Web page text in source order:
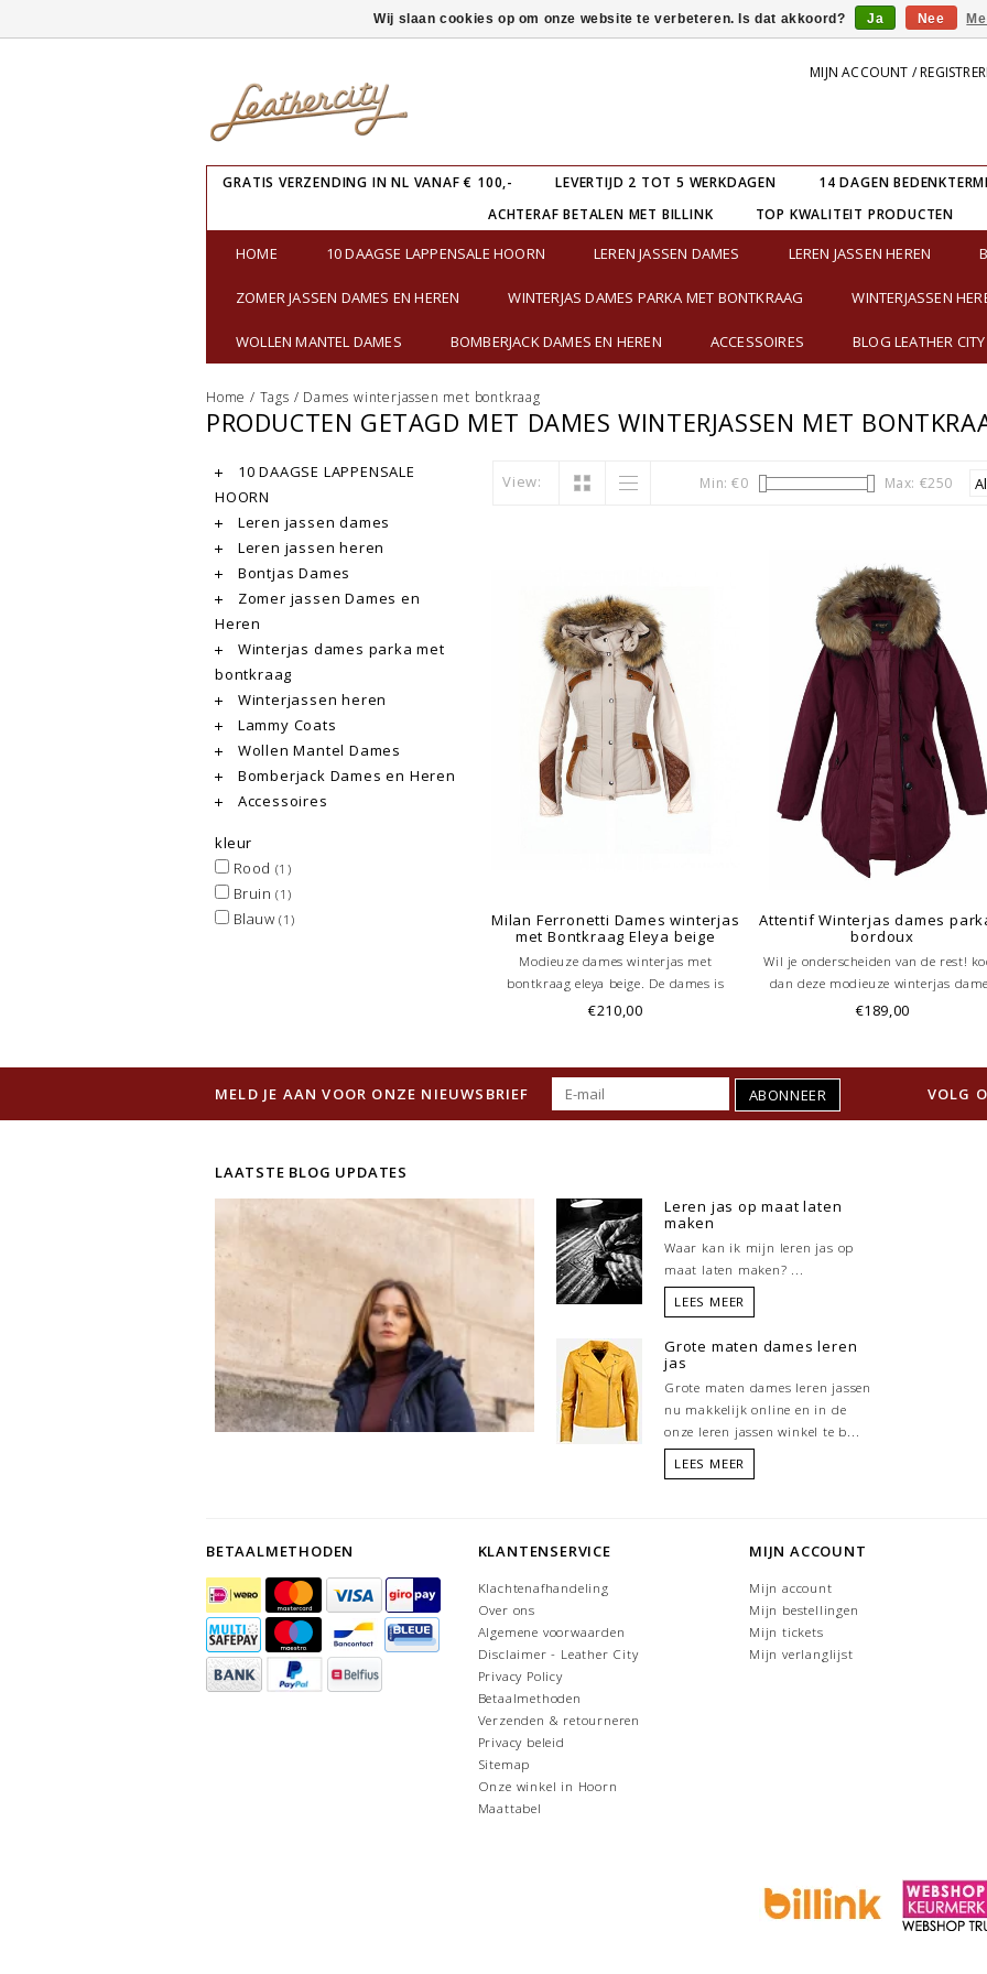
MIJN ACCOUNT /
GRATIS VERZENDING IN NL VANAF € 100,- LEVERTIJD 2 TOT 5 WERKDAGEN 14 DAGEN
ACHTERAF BETALEN MET BILLINK
TOP KWALITEIT PRODUCTEN
HOME 10 DAAGSE LAPPENSALE HOORN LEREN JASSEN DAMES LEREN JASSEN HEREN
ZOMER JASSEN DAMES EN HEREN WINTERJAS DAMES PARKA MET BONTKRAAG WINTERJASSEN
WOLLEN MANTEL DAMES BOMBERJACK DAMES EN HEREN ACCESSOIRES BLOG LEATHER CITY
Home / Tags / Dames winterjassen met bontkraag
PRODUCTEN GETAGD MET DAMES WINTERJASSEN MET
10 DAAGSE LAPPENSALE
HOORN
Leren jassen dames
Leren jassen heren
Bontjas Dames
Zomer jassen Dames en
Heren
Winterjas dames parka met
bontkraag
Winterjassen heren
Lammy Coats
Wollen Mantel Dames
Bomberjack Dames en Heren
Accessoires
kleur
Rood (1)
Bruin(1)
Blauw(1)
View: Min: €0 Max: €250
Milan Ferronetti Dames winterjas
met Bontkraag Eleya beige
Modieuze dames winterjas met
bontkraag eleya beige. De dames is
afgewerkt met echt lamsleer. Deze is
€210,00
Attentif Winterjas dames
bordoux
Wil je onderscheiden van de rest!
dan deze modieuze winterjas
parka met bontkraag parka 2
bestelen zonder bontkraag.
€189,00
MELD JE AAN VOOR ONZE NIEUWSBRIEF ABONNEER VOLG
LAATSTE BLOG UPDATES
Leren jas op maat laten
maken
Waar kan ik mijn leren jas op
maat laten maken? ...
LEES MEER
Grote maten dames leren
jas
Grote maten dames leren jassen
nu makkelijk online en in de
onze leren jassen winkel te b...
LEES MEER
BETAALMETHODEN KLANTENSERVICE
Klachtenafhandeling
Over ons
Algemene voorwaarden
Disclaimer - Leather City
Privacy Policy
Betaalmethoden
Verzenden & retourneren
Privacy beleid
Sitemap
Onze winkel in Hoorn
Maattabel
MIJN ACCOUNT
Mijn account
Mijn bestellingen
Mijn tickets
Mijn verlanglijst
Wij slaan cookies op om onze website te verbeteren. Is dat akkoord? Ja Nee